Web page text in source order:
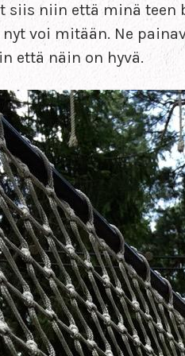
siis niin että minä teen
voi mitään. Ne
että näin on hyvä.